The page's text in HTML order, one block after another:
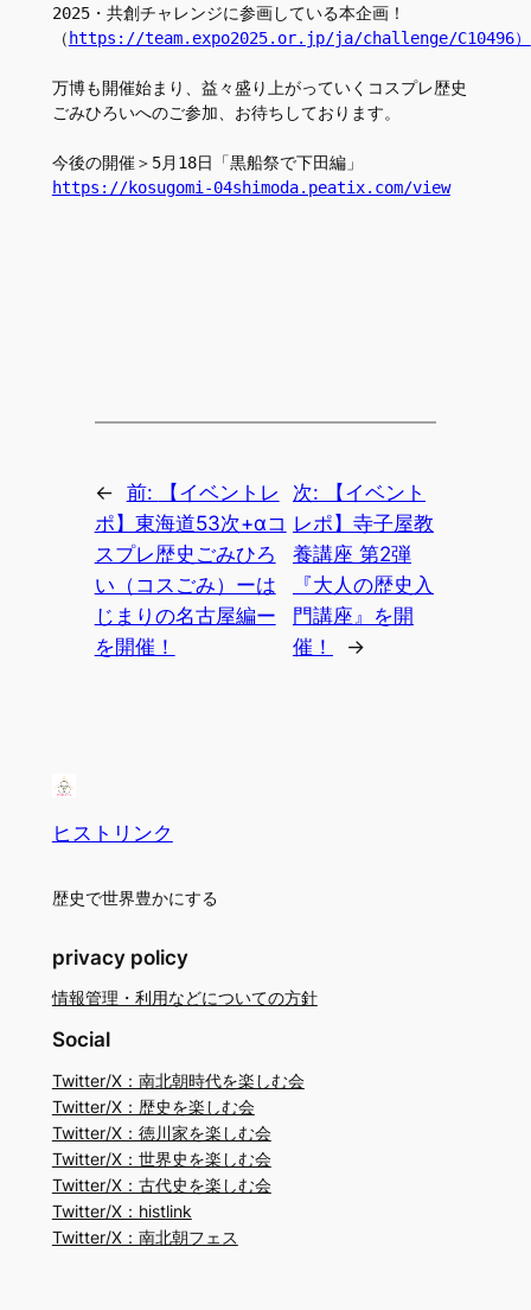
2025・共創チャレンジに参画している本企画！
（ https://team.expo2025.or.jp/ja/challenge/C10496）
万博も開催始まり、益々盛り上がっていくコスプレ歴史
ごみひろいへのご参加、お待ちしております。
今後の開催＞5月18日「黒船祭で下田編」
https://kosugomi-04shimoda.peatix.com/view
← 前:
【イベントレ
ポ】東海道53次+αコ
スプレ歴史ごみひろ
い（コスごみ）ーは
じまりの名古屋編ー
を開催！
次:
【イベント
レポ】寺子屋教
養講座 第2弾
『大人の歴史入
門講座』を開
催！
→
ヒストリンク
歴史で世界豊かにする
privacy policy
情報管理・利用などについての方針
Social
Twitter/X：南北朝時代を楽しむ会
Twitter/X：歴史を楽しむ会
Twitter/X：徳川家を楽しむ会
Twitter/X：世界史を楽しむ会
Twitter/X：古代史を楽しむ会
Twitter/X：histlink
Twitter/X：南北朝フェス